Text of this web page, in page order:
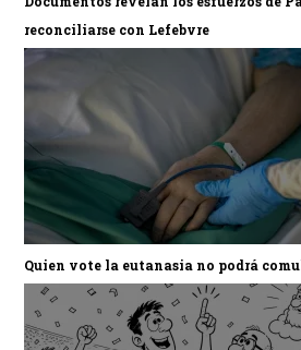
reconciliarse con Lefebvre
Quien vote la eutanasia no podrá